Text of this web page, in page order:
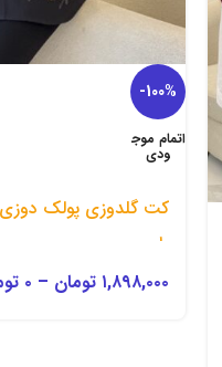
-100%
اتمام موج
ودی
کت گلدوزی پولک
یاس
۱,۸۹۸,۰۰۰ تومان – ۰